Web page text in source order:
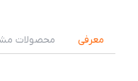
معرفی محصولات